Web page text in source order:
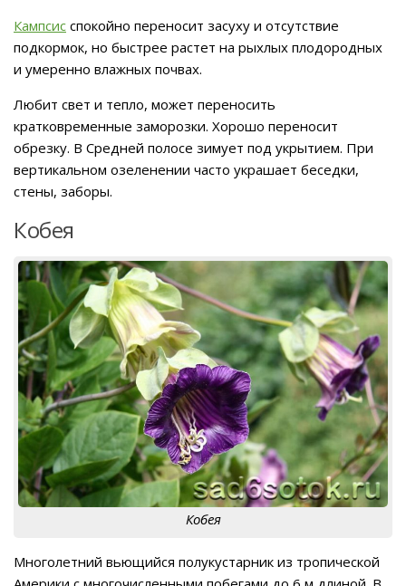
Кампсис спокойно переносит засуху и отсутствие
подкормок, но быстрее растет на рыхлых плодородных
и умеренно влажных почвах.
Любит свет и тепло, может переносить
кратковременные заморозки. Хорошо переносит
обрезку. В Средней полосе зимует под укрытием. При
вертикальном озеленении часто украшает беседки,
стены, заборы.
Кобея
Кобея
Многолетний вьющийся полукустарник из тропической